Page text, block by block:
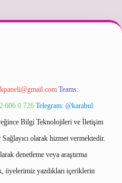
Teams:
606 0 726 Telegram: @karabul
Bilgi Teknolojileri ve İletişim
olarak hizmet vermektedir.
denetleme veya araştırma
üyelerimiz yazdıkları içeriklerin